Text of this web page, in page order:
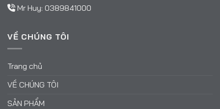
Mr Huy: 0389841000
VỀ CHÚNG TÔI
Trang chủ
VỀ CHÚNG TÔI
SẢN PHẨM